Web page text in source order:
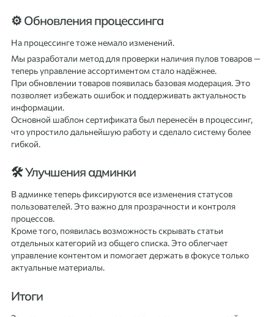
⚙️ Обновления процессинга
На процессинге тоже немало изменений.
Мы разработали метод для проверки наличия пулов товаров —
теперь управление ассортиментом стало надёжнее.
При обновлении товаров появилась базовая модерация. Это
позволяет избежать ошибок и поддерживать актуальность
информации.
Основной шаблон сертификата был перенесён в процессинг,
что упростило дальнейшую работу и сделало систему более
гибкой.
🛠 Улучшения админки
В админке теперь фиксируются все изменения статусов
пользователей. Это важно для прозрачности и контроля
процессов.
Кроме того, появилась возможность скрывать статьи
отдельных категорий из общего списка. Это облегчает
управление контентом и помогает держать в фокусе только
актуальные материалы.
Итоги